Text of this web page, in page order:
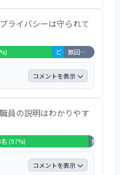
「はい」と答え、全体
ちらともいえない」が
％という結果でし
結果では、親以上に子
、落とし所を探してく
すなどの声が聞かれま
ライバシーは守られて
どちらともいえない 2名 (7%) 無回答・非該当 5名 (17%)
コメントを表示
「はい」と答え、全体
ちらともいえない」が
％という結果でし
結果では、聞かれたく
ないので守ってくれて
した。
員の説明はわかりやす
(97%) 無回答・
コメントを表示